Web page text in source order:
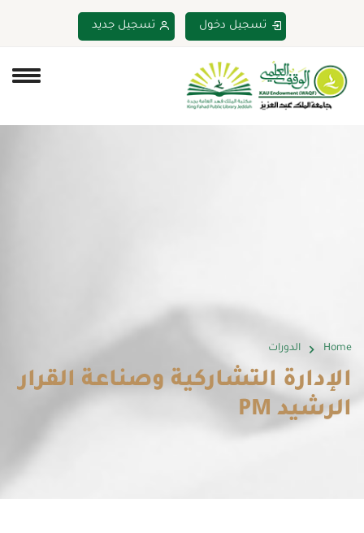
تسجيل دخول تسجيل جديد
Home الدورات
الإدارة التشاركية وصناعة القرار
الرشيد PM